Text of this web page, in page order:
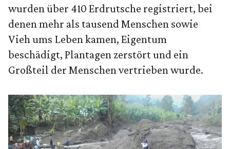
wurden über 410 Erdrutsche registriert, bei
denen mehr als tausend Menschen sowie
Vieh ums Leben kamen, Eigentum
beschädigt, Plantagen zerstört und ein
Großteil der Menschen vertrieben wurde.